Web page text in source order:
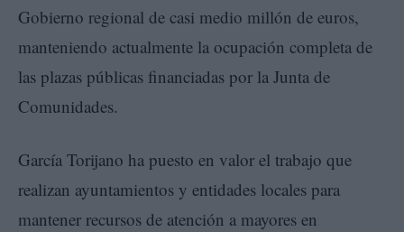
Gobierno regional de casi medio millón de euros,
manteniendo actualmente la ocupación completa de
las plazas públicas financiadas por la Junta de
Comunidades.
García Torijano ha puesto en valor el trabajo que
realizan ayuntamientos y entidades locales para
mantener recursos de atención a mayores en